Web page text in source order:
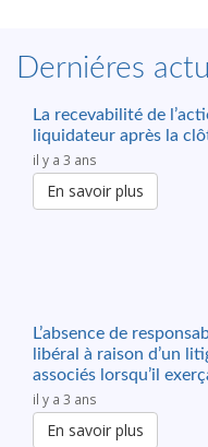
Derniéres
La recevabilité de
liquidateur après la
il y a 3 ans
En savoir plus
L’absence de
libéral à raison d’un
associés lorsqu’il
il y a 3 ans
En savoir plus